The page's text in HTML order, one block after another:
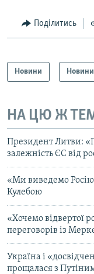
Поділитись
Новини Новини
НА ЦЮ Ж
Президент Литви:
залежність ЄС від
«Ми виведемо
Кулебою
«Хочемо відвертої
переговорів із
Україна і
прощалася з